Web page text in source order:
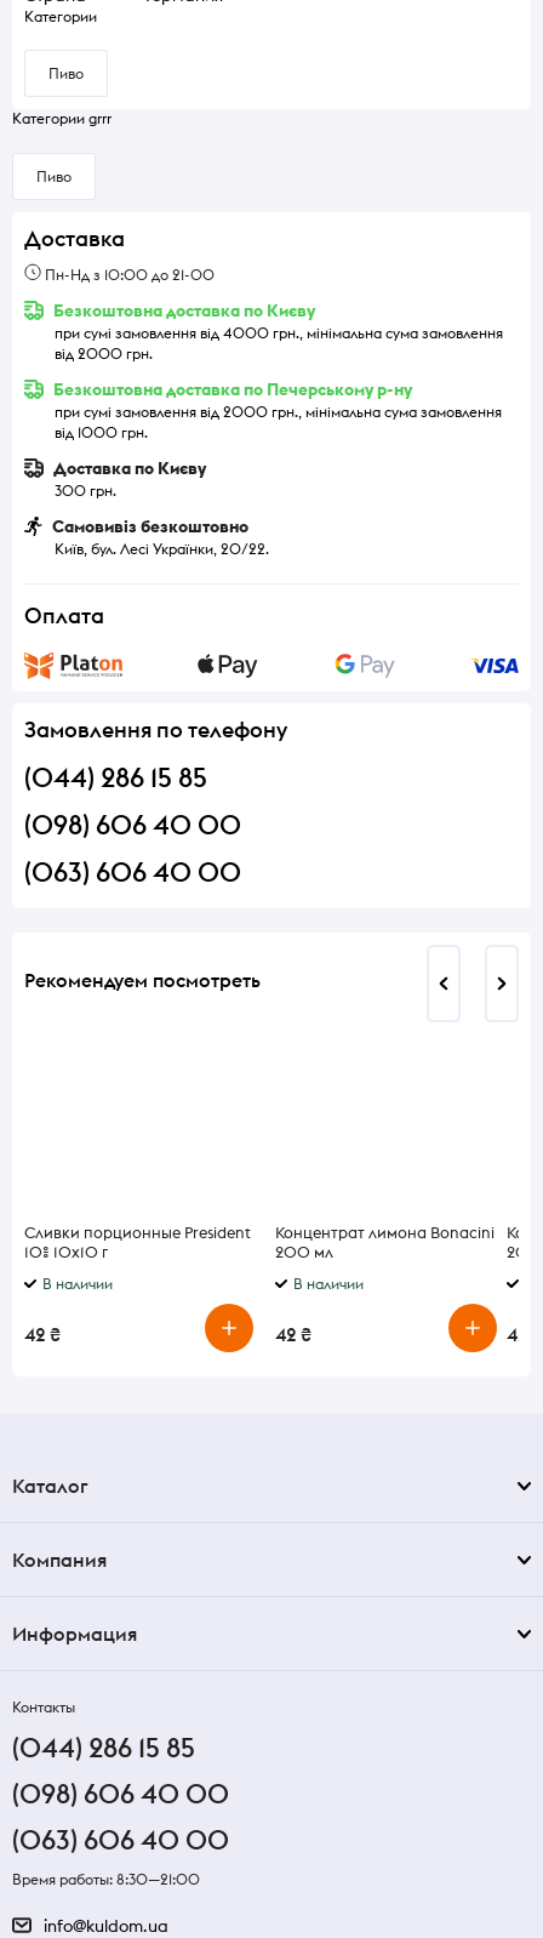
Категории
Пиво
Категории grrr
Пиво
Доставка
Пн-Нд з 10:00 до 21-00
Безкоштовна доставка по Києву
при сумі замовлення від 4000 грн., мінімальна сума замовлення
від 2000 грн.
Безкоштовна доставка по Печерському р-ну
при сумі замовлення від 2000 грн., мінімальна сума замовлення
від 1000 грн.
Доставка по Києву
300 грн.
Самовивіз безкоштовно
Київ, бул. Лесі Українки, 20/22.
Оплата
Замовлення по телефону
(044) 286 15 85
(098) 606 40 00
(063) 606 40 00
Рекомендуем посмотреть
Сливки порционные President
10% 10х10 г
В наличии
42 ₴
Концентрат лимона Bonacini
200 мл
В наличии
42 ₴
200
42 ₴
Каталог
Компания
Информация
Контакты
(044) 286 15 85
(098) 606 40 00
(063) 606 40 00
Время работы: 8:30—21:00
info@kuldom.ua